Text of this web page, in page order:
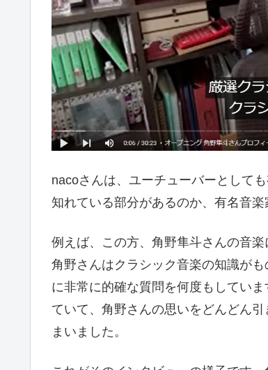
nacoさんは、ユーチューバーとして
知れている部分があるのか、有名音
例えば、この方、角野隼斗さんの音
角野さんはクラシック音楽の知識が
に非常に的確な質問を何度もしてい
ていて、角野さんの思いをどんどん
まいました。